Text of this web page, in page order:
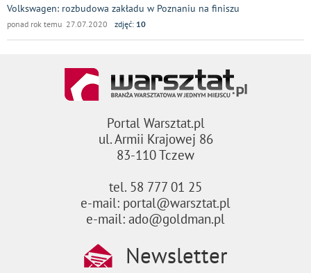
Volkswagen: rozbudowa zakładu w Poznaniu na finiszu
ponad rok temu 27.07.2020 zdjęć: 10
Portal Warsztat.pl
ul. Armii Krajowej 86
83-110 Tczew
tel. 58 777 01 25
e-mail: portal@warsztat.pl
e-mail: ado@goldman.pl
Newsletter